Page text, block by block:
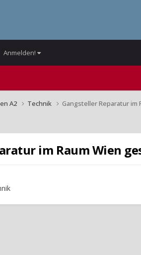
Anmelden!
A2 Technik Gangsteller Reparatur im
im Raum Wien